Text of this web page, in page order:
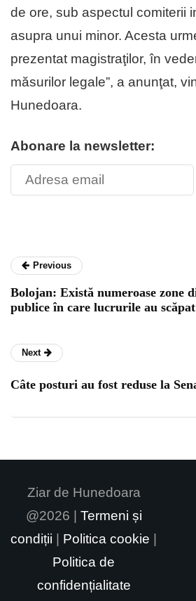
de ore, sub aspectul comiterii
asupra unui minor. Acesta
prezentat magistraţilor, în
măsurilor legale”, a anunţat,
Hunedoara.
Abonare la newsletter:
Previous
Bolojan: Există numeroase zone
publice în care lucrurile au
Next
Câte posturi au fost reduse la
Ziar de Hunedoara
@2026 | Termeni și
condiții
Politica cookie
Politica de
confidențialitate